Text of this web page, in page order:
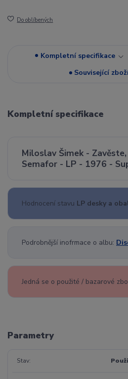
Do oblíbených
Kompletní specifikace
Související
Kompletní specifikace
Miloslav Šimek -
Semafor - LP - 1976 -
Hodnocení stavu LP desky a
Podrobnější inofrmace o albu:
Jedná se o použité / bazarové
Parametry
Stav